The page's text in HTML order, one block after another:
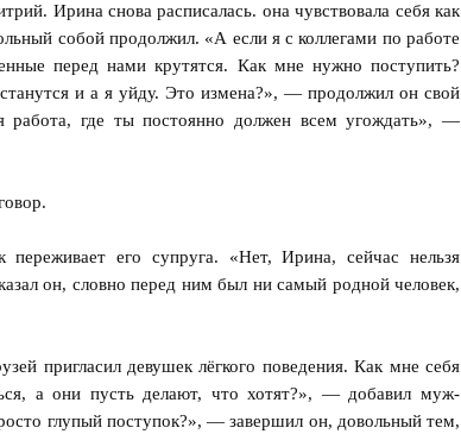
Ирина снова расписалась. она чувствовала себя как
собой продолжил. «А если я с коллегами по работе
перед нами крутятся. Как мне нужно поступить?
и а я уйду. Это измена?», — продолжил он свой
работа, где ты постоянно должен всем угождать», —
его супруга. «Нет, Ирина, сейчас нельзя
он, словно перед ним был ни самый родной человек,
пригласил девушек лёгкого поведения. Как мне себя
а они пусть делают, что хотят?», — добавил муж-
глупый поступок?», — завершил он, довольный тем,